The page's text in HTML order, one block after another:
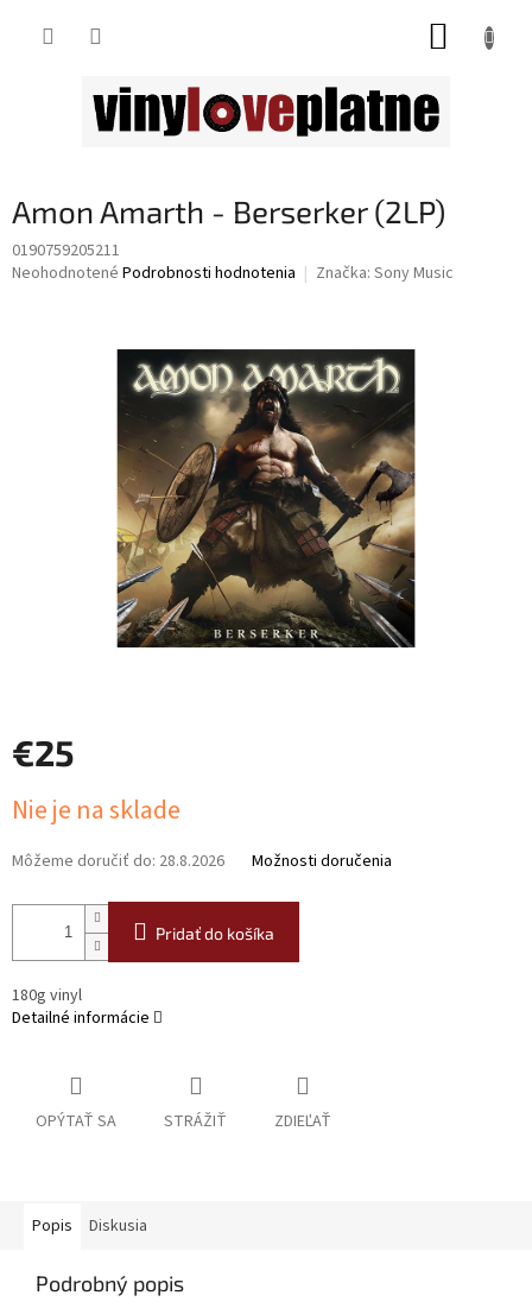
Amon Amarth - Berserker (2LP)
0190759205211
Priemerné
Neohodnotené Podrobnosti hodnotenia Značka: Sony Music
€25
cena:
Nie je na sklade
Môžeme doručiť do: 28.8.2026 Možnosti doručenia
Pridať do košíka
180g vinyl
Detailné informácie
OPÝTAŤ SA STRÁŽIŤ ZDIEĽAŤ
Popis Diskusia
Podrobný popis